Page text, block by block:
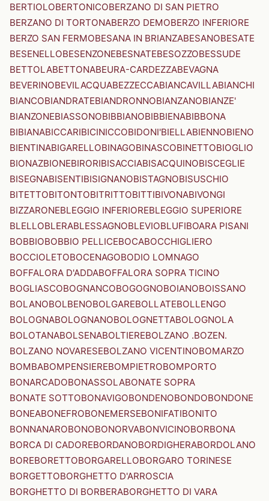
BERTIOLOBERTONICOBERZANO DI SAN PIETRO
BERZANO DI TORTONABERZO DEMOBERZO INFERIORE
BERZO SAN FERMOBESANA IN BRIANZABESANOBESATE
BESENELLOBESENZONEBESNATEBESOZZOBESSUDE
BETTOLABETTONABEURA-CARDEZZABEVAGNA
BEVERINOBEVILACQUABEZZECCABIANCAVILLABIANCHI
BIANCOBIANDRATEBIANDRONNOBIANZANOBIANZE'
BIANZONEBIASSONOBIBBIANOBIBBIENABIBBONA
BIBIANABICCARIBICINICCOBIDONI'BIELLABIENNOBIENO
BIENTINABIGARELLOBINAGOBINASCOBINETTOBIOGLIO
BIONAZBIONEBIRORIBISACCIABISACQUINOBISCEGLIE
BISEGNABISENTIBISIGNANOBISTAGNOBISUSCHIO
BITETTOBITONTOBITRITTOBITTIBIVONABIVONGI
BIZZARONEBLEGGIO INFERIOREBLEGGIO SUPERIORE
BLELLOBLERABLESSAGNOBLEVIOBLUFIBOARA PISANI
BOBBIOBOBBIO PELLICEBOCABOCCHIGLIERO
BOCCIOLETOBOCENAGOBODIO LOMNAGO
BOFFALORA D'ADDABOFFALORA SOPRA TICINO
BOGLIASCOBOGNANCOBOGOGNOBOIANOBOISSANO
BOLANOBOLBENOBOLGAREBOLLATEBOLLENGO
BOLOGNABOLOGNANOBOLOGNETTABOLOGNOLA
BOLOTANABOLSENABOLTIEREBOLZANO .BOZEN.
BOLZANO NOVARESEBOLZANO VICENTINOBOMARZO
BOMBABOMPENSIEREBOMPIETROBOMPORTO
BONARCADOBONASSOLABONATE SOPRA
BONATE SOTTOBONAVIGOBONDENOBONDOBONDONE
BONEABONEFROBONEMERSEBONIFATIBONITO
BONNANAROBONOBONORVABONVICINOBORBONA
BORCA DI CADOREBORDANOBORDIGHERABORDOLANO
BOREBORETTOBORGARELLOBORGARO TORINESE
BORGETTOBORGHETTO D'ARROSCIA
BORGHETTO DI BORBERABORGHETTO DI VARA